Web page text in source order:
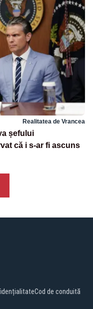
Realitatea de Vrancea
șefului
că i s-ar fi ascuns
Cod de conduită